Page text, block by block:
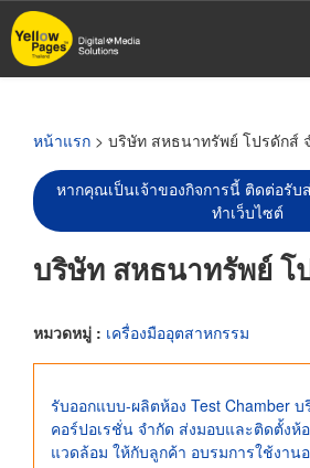
ข้าม
ไป
หน้าแรก > บริษัท สหธนาทรัพย์ โปรดักส์
หากคุณเป็นเจ้าของกิจการนี้ ติดต่อรับ
ทำเว็บไซต์
บริษัท สหธนาทรัพย์ โ
หมวดหมู่ : เครื่องมืออุตสาหกรรม
รับออกแบบ-ผลิตห้อง Test Chamber บ
คอร์ปอเรชั่น จำกัด ส่งมอบและติดตั้งห้
แวดล้อม ให้กับลูกค้า อบรมการใช้งาน